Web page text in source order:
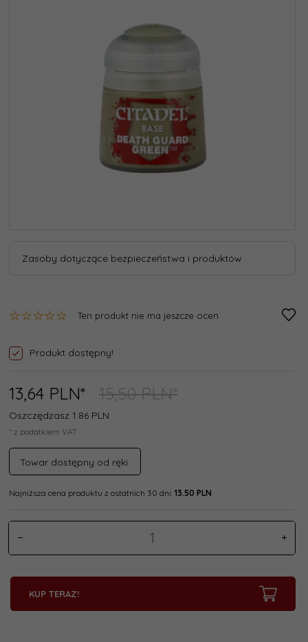
Zasoby dotyczące bezpieczeństwa i produktów
Ten produkt nie ma jeszcze ocen
Produkt dostępny!
13,64 PLN* 15,50 PLN*
Oszczędzasz 1.86 PLN
* z podatkiem VAT
Towar dostępny od ręki.
Najniższa cena produktu z ostatnich 30 dni: 13.50 PLN
KUP TERAZ!